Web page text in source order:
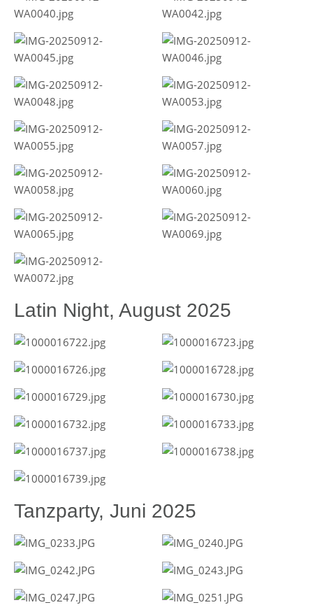
Latin Night, August 2025
Tanzparty, Juni 2025